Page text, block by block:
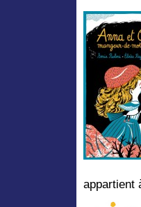
appartient